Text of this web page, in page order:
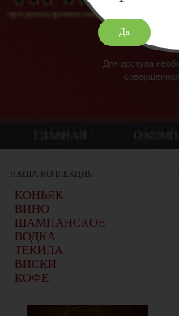
НАША КОЛЛЕКЦИЯ
КОНЬЯК
ВИНО
ШАМПАНСКОЕ
ВОДКА
ТЕКИЛА
ВИСКИ
КОФЕ
Да
Для доступа